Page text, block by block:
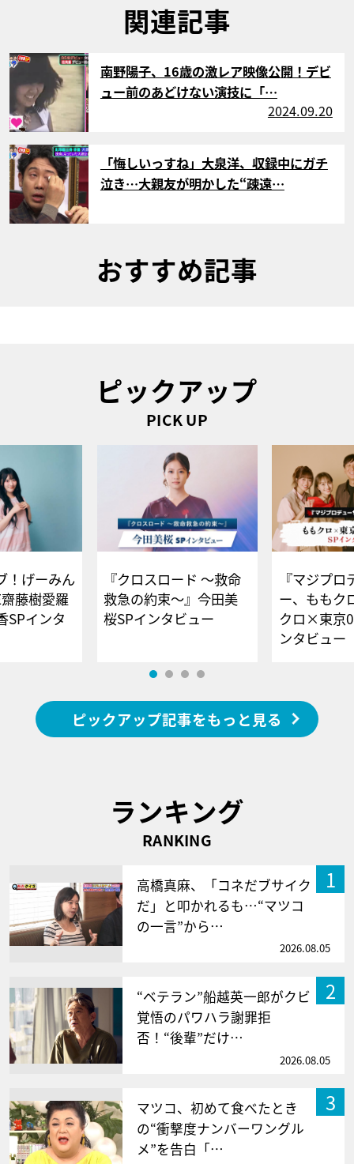
関連記事
サムネイル
南野陽子、16歳の激レア映像公開！デビ
ュー前のあどけない演技に「…
2024.09.20
サムネイル
「悔しいっすね」大泉洋、収録中にガチ
泣き…大親友が明かした“疎遠…
おすすめ記事
ピックアップ
PICK UP
！げーみん
藤樹愛羅
SPインタ
『クロスロード ～救命
救急の約束～』今田美
桜SPインタビュー
『マジプロ
ー、ももク
クロ×東京
ンタビュー
ピックアップ記事をもっと見る
ランキング
RANKING
1
高橋真麻、「コネだブサイク
だ」と叩かれるも…“マツコ
の一言”から…
2026.08.05
2
“ベテラン”船越英一郎がクビ
覚悟のパワハラ謝罪拒
否！“後輩”だけ…
2026.08.05
3
マツコ、初めて食べたとき
の“衝撃度ナンバーワングル
メ”を告白「…